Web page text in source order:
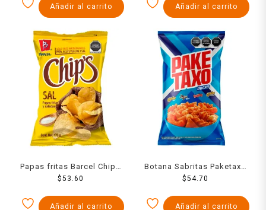
Añadir al carrito Añadir al carrito
Papas fritas Barcel Chips
sabor sal de mar 170 g
$53.60
Añadir al carrito
Botana Sabritas Paketaxo
Quexo surtida 208 g
$54.70
Añadir al carrito